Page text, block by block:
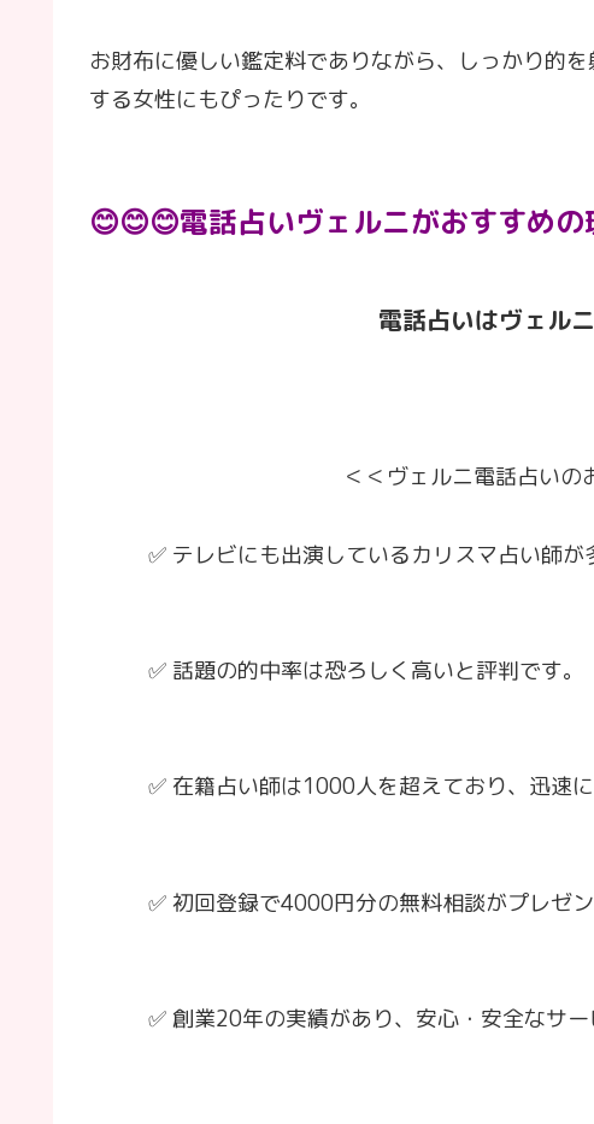
お財布に優しい鑑定料でありながら、しっかり的
する女性にもぴったりです。
😊😊😊電話占いヴェルニがおすすめ
電話占いはヴェル
＜＜ヴェルニ電話占いの
✅ テレビにも出演しているカリスマ占い師が
✅ 話題の的中率は恐ろしく高いと評判です。
✅ 在籍占い師は1000人を超えており、迅速
✅ 初回登録で4000円分の無料相談がプレゼン
✅ 創業20年の実績があり、安心・安全なサー